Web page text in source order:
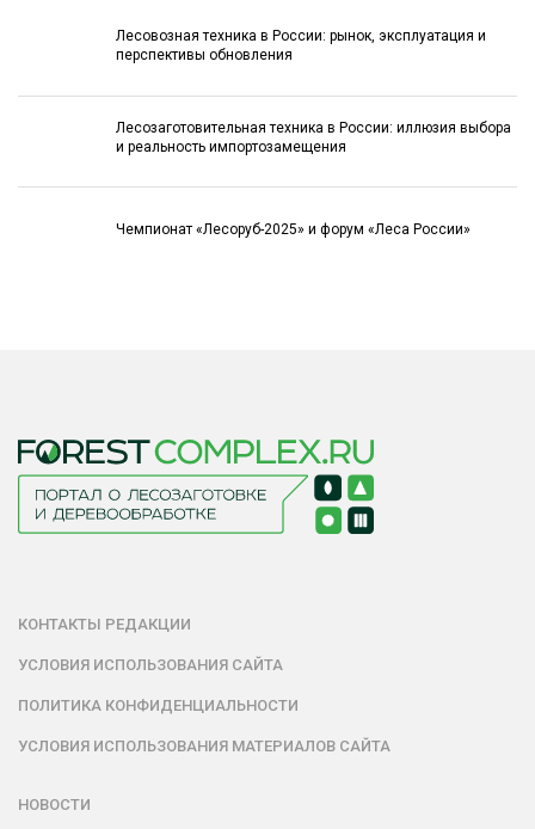
Лесовозная техника в России: рынок, эксплуатация и
перспективы обновления
Лесозаготовительная техника в России: иллюзия выбора
и реальность импортозамещения
Чемпионат «Лесоруб-2025» и форум «Леса России»
КОНТАКТЫ РЕДАКЦИИ
УСЛОВИЯ ИСПОЛЬЗОВАНИЯ САЙТА
ПОЛИТИКА КОНФИДЕНЦИАЛЬНОСТИ
УСЛОВИЯ ИСПОЛЬЗОВАНИЯ МАТЕРИАЛОВ САЙТА
НОВОСТИ